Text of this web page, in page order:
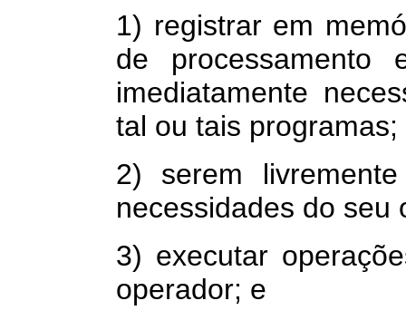
1) registrar em
de
imediatamente
tal ou tais programas;
2) serem
necessidades do seu
3) executar
operador; e